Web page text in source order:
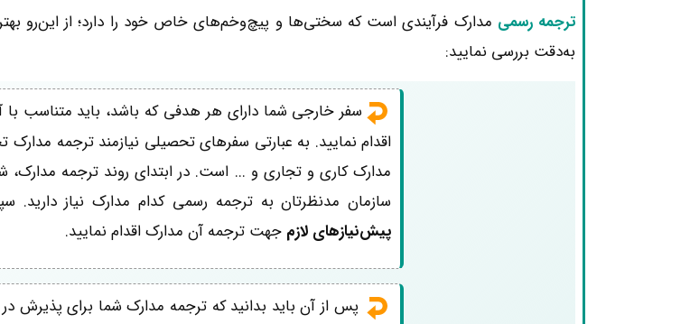
ترجمه رسمی مدارک فرآیندی است که سختی‌ها و پیچ‌وخم‌های خاص خود را دارد؛ از این‌رو
به‌دقت بررسی نمایید:
سفر خارجی شما دارای هر هدفی که باشد، باید متناسب
اقدام نمایید. به عبارتی سفرهای تحصیلی نیازمند ترجمه
مدارک کاری و تجاری و ... است. در ابتدای روند ترجمه مدارک،
سازمان مدنظرتان به ترجمه رسمی کدام مدارک نیاز
پیش‌نیازهای لازم جهت ترجمه آن مدارک اقدام نمایید.
پس از آن باید بدانید که ترجمه مدارک شما برای پذیرش